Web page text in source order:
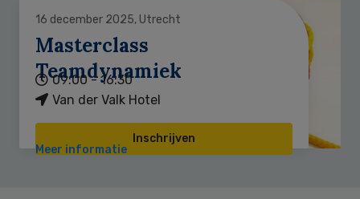
16 december 2025, Utrecht
Masterclass
Teamdynamiek
09:00 - 16:30
Van der Valk Hotel
Inschrijven
Meer informatie